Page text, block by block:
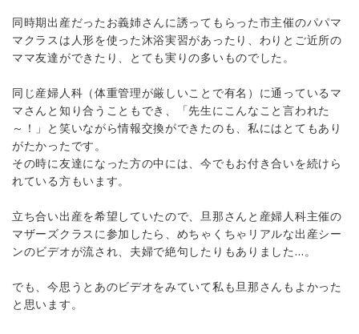
同時期出産だったお義姉さんに誘ってもらった市主催のパパマ
マクラスは人形を使った沐浴実習があったり、わりとご近所の
ママ友達ができたり、とても実りの多いものでした。
同じ産婦人科（体重管理が厳しいことで有名）に通っているマ
マさんと知り合うこともでき、「先生にこんなこと言われた
～！」と笑いながら情報交換ができたのも、私にはとてもあり
がたかったです。
その時に友達になった方の中には、今でもお付き合いを続けら
れている方もいます。
立ち合い出産を希望していたので、旦那さんと産婦人科主催の
マザーズクラスに参加したら、めちゃくちゃリアルな出産シー
ンのビデオが流され、夫婦で絶句したりもありました…。
でも、今思うとあのビデオをみていて私も旦那さんもよかった
と思います。